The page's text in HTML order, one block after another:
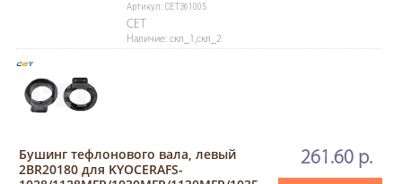
Артикул: CET361005
CET
Наличие: скл_1,скл_2
Бушинг тефлонового вала, левый
2BR20180 для KYOCERAFS-
261.60 р.